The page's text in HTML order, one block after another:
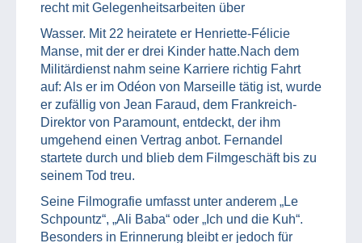
recht mit Gelegenheitsarbeiten über
Wasser. Mit 22 heiratete er Henriette-Félicie
Manse, mit der er drei Kinder hatte.Nach dem
Militärdienst nahm seine Karriere richtig Fahrt
auf: Als er im Odéon von Marseille tätig ist, wurde
er zufällig von Jean Faraud, dem Frankreich-
Direktor von Paramount, entdeckt, der ihm
umgehend einen Vertrag anbot. Fernandel
startete durch und blieb dem Filmgeschäft bis zu
seinem Tod treu.
Seine Filmografie umfasst unter anderem „Le
Schpountz“, „Ali Baba“ oder „Ich und die Kuh“.
Besonders in Erinnerung bleibt er jedoch für